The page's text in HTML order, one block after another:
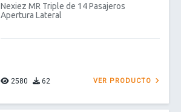
Nexiez MR Triple de 14 Pasajeros
Apertura Lateral
2580 62 VER PRODUCTO